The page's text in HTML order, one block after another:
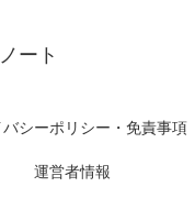
ート
バシーポリシー・免責事項
運営者情報